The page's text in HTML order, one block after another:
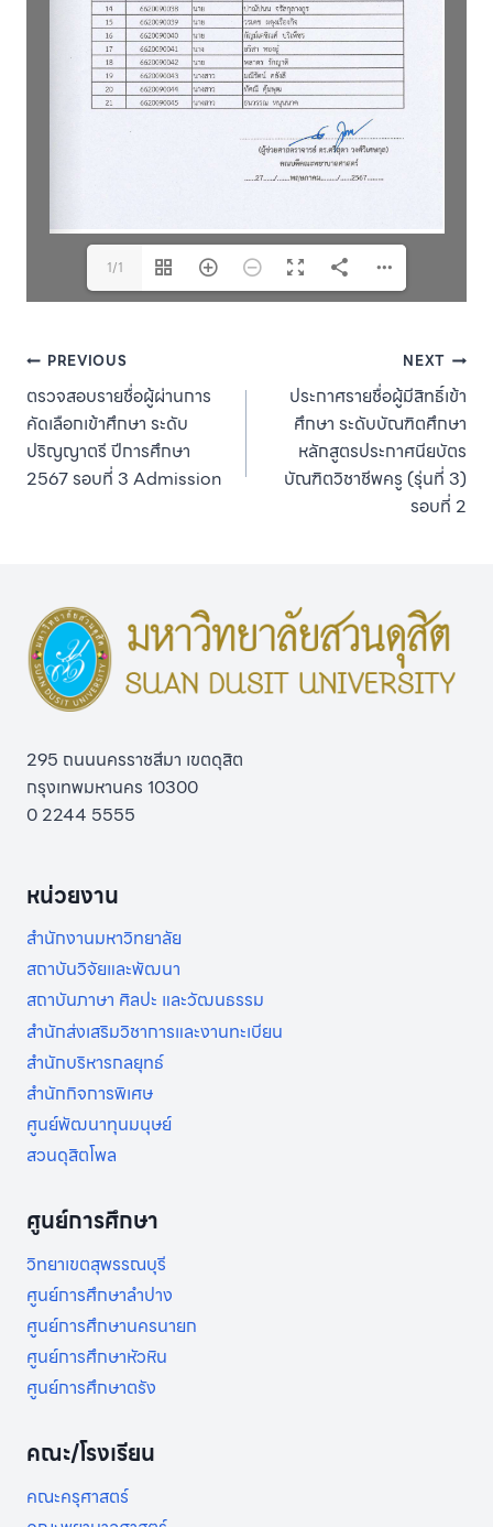
1/1
Post
navigation
PREVIOUS
ตรวจสอบรายชื่อผู้ผ่านการ
คัดเลือกเข้าศึกษา ระดับ
ปริญญาตรี ปีการศึกษา
2567 รอบที่ 3 Admission
NEXT
ประกาศรายชื่อผู้มีสิทธิ์เข้า
ศึกษา ระดับบัณฑิตศึกษา
หลักสูตรประกาศนียบัตร
บัณฑิตวิชาชีพครู (รุ่นที่ 3)
รอบที่ 2
295 ถนนนครราชสีมา เขตดุสิต
กรุงเทพมหานคร 10300
0 2244 5555
หน่วยงาน
สำนักงานมหาวิทยาลัย
สถาบันวิจัยและพัฒนา
สถาบันภาษา ศิลปะ และวัฒนธรรม
สำนักส่งเสริมวิชาการและงานทะเบียน
สำนักบริหารกลยุทธ์
สำนักกิจการพิเศษ
ศูนย์พัฒนาทุนมนุษย์
สวนดุสิตโพล
ศูนย์การศึกษา
วิทยาเขตสุพรรณบุรี
ศูนย์การศึกษาลำปาง
ศูนย์การศึกษานครนายก
ศูนย์การศึกษาหัวหิน
ศูนย์การศึกษาตรัง
คณะ/โรงเรียน
คณะครุศาสตร์